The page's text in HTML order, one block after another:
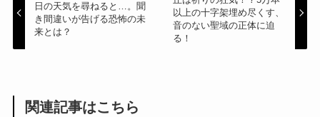
日の天気を尋ねると…。聞
き間違いが告げる恐怖の未
来とは？
以上の十字架埋め尽くす、
音のない聖域の正体に迫
る！
関連記事はこちら